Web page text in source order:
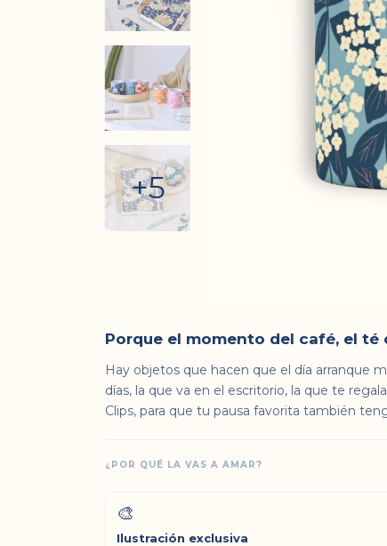
+5
Porque el momento del café, el té
Hay objetos que hacen que el día arranque
días, la que va en el escritorio, la que te
Clips, para que tu pausa favorita también
¿POR QUÉ LA VAS A AMAR?
🎨
Ilustración exclusiva